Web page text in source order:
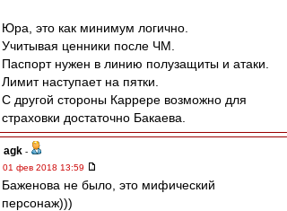
Юра, это как минимум логично.
Учитывая ценники после ЧМ.
Паспорт нужен в линию полузащиты и атаки.
Лимит наступает на пятки.
С другой стороны Каррере возможно для
страховки достаточно Бакаева.
agk -
01 фев 2018 13:59
Баженова не было, это мифический
персонаж)))